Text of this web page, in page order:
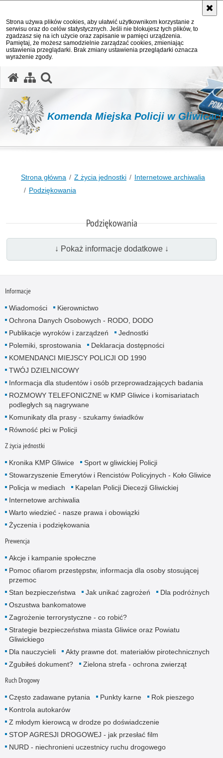
Strona używa plików cookies, aby ułatwić użytkownikom korzystanie z
serwisu oraz do celów statystycznych. Jeśli nie blokujesz tych plików, to
zgadzasz się na ich użycie oraz zapisanie w pamięci urządzenia.
Pamiętaj, że możesz samodzielnie zarządzać cookies, zmieniając
ustawienia przeglądarki. Brak zmiany ustawienia przeglądarki oznacza
wyrażenie zgody.
Komenda Miejska Policji w
Strona główna Z życia jednostki
Internetowe archiwalia
Podziękowania
Podziękowania
↓ Pokaż informacje dodatkowe ↓
Informacje
Wiadomości
Kierownictwo
Ochrona Danych Osobowych - RODO, DODO
Publikacje wyroków i zarządzeń
Jednostki
Polemiki, sprostowania
Deklaracja dostępności
KOMENDANCI MIEJSCY POLICJI OD 1990
TWÓJ DZIELNICOWY
Informacja dla studentów i osób przeprowadzających badania
ROZMOWY TELEFONICZNE w KMP Gliwice i komisariatach
podległych są nagrywane
Komunikaty dla prasy - szukamy świadków
Równość płci w Policji
Z życia jednostki
Kronika KMP Gliwice
Sport w gliwickiej Policji
Stowarzyszenie Emerytów i Rencistów Policyjnych - Koło Gliwice
Policja w mediach
Kapelan Policji Diecezji Gliwickiej
Internetowe archiwalia
Warto wiedzieć - nasze prawa i obowiązki
Życzenia i podziękowania
Prewencja
Akcje i kampanie społeczne
Pomoc ofiarom przestępstw, informacja dla osoby stosującej
przemoc
Stan bezpieczeństwa
Jak unikać zagrożeń
Dla podróżnych
Oszustwa bankomatowe
Zagrożenie terrorystyczne - co robić?
Strategie bezpieczeństwa miasta Gliwice oraz Powiatu
Gliwickiego
Dla nauczycieli
Akty prawne dot. materiałów pirotechnicznych
Zgubiłeś dokument?
Zielona strefa - ochrona zwierząt
Ruch Drogowy
Często zadawane pytania Punkty karne
Rok pieszego
Kontrola autokarów
Z młodym kierowcą w drodze po doświadczenie
STOP AGRESJI DROGOWEJ - jak przesłać film
NURD - niechronieni uczestnicy ruchu drogowego